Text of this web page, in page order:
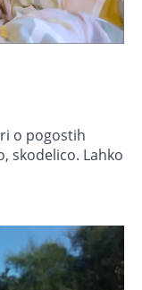
o pogostih
skodelico. Lahko